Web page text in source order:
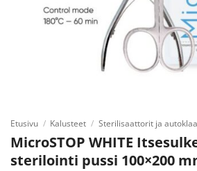
Etusivu / Kalusteet / Sterilisaattorit ja
MicroSTOP WHITE
sterilointi pussi 100×200